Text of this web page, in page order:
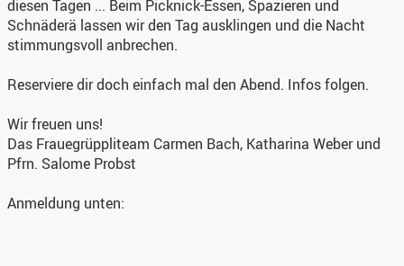
diesen Tagen ... Beim Picknick-Essen, Spazieren und
Schnäderä lassen wir den Tag ausklingen und die Nacht
stimmungsvoll anbrechen.
Reserviere dir doch einfach mal den Abend. Infos folgen.
Wir freuen uns!
Das Frauegrüppliteam Carmen Bach, Katharina Weber und
Pfrn. Salome Probst
Anmeldung unten: